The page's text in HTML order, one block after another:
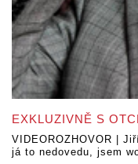
EXKLUZIVNĚ S
VIDEOROZHOVOR |
já to nedovedu, jsem